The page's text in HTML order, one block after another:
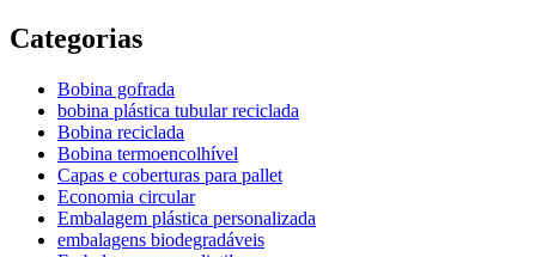
Categorias
Bobina gofrada
bobina plástica tubular reciclada
Bobina reciclada
Bobina termoencolhível
Capas e coberturas para pallet
Economia circular
Embalagem plástica personalizada
embalagens biodegradáveis